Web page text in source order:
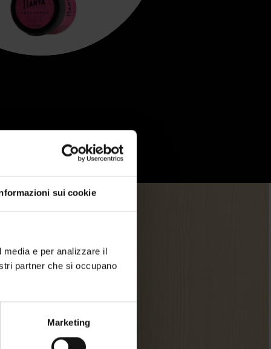
sui cookie
e per analizzare il
partner che si occupano
Marketing